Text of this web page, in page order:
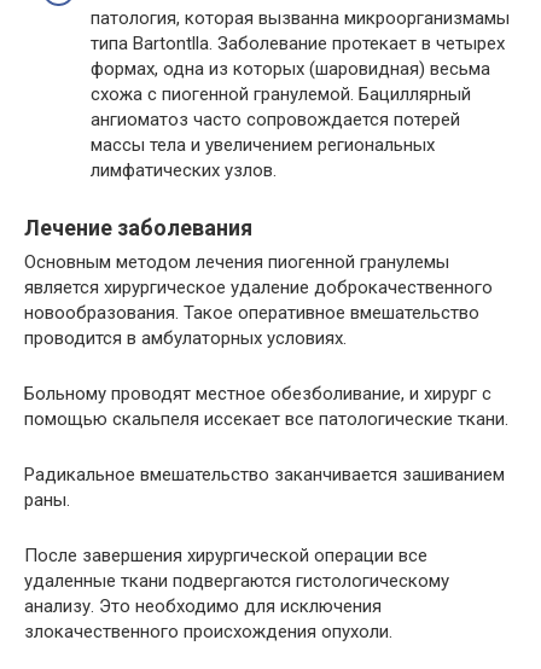
патология, которая вызванна микроорганизмамы
типа Bartontlla. Заболевание протекает в четырех
формах, одна из которых (шаровидная) весьма
схожа с пиогенной гранулемой. Бациллярный
ангиоматоз часто сопровождается потерей
массы тела и увеличением региональных
лимфатических узлов.
Лечение заболевания
Основным методом лечения пиогенной гранулемы
является хирургическое удаление доброкачественного
новообразования. Такое оперативное вмешательство
проводится в амбулаторных условиях.
Больному проводят местное обезболивание, и хирург с
помощью скальпеля иссекает все патологические ткани.
Радикальное вмешательство заканчивается зашиванием
раны.
После завершения хирургической операции все
удаленные ткани подвергаются гистологическому
анализу. Это необходимо для исключения
злокачественного происхождения опухоли.